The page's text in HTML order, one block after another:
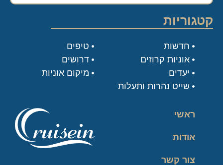
ראשי
אודות
צור קשר
קטגוריות
טיפים
דרושים
מיקום אוניות
חדשות
אוניות קרוזים
יעדים
שייט נהרות ותעלות